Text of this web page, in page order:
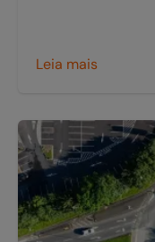
Leia mais